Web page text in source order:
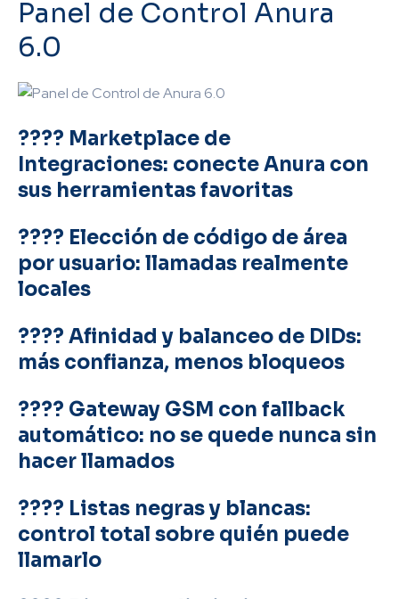
Panel de Control Anura
6.0
???? Marketplace de
Integraciones: conecte Anura con
sus herramientas favoritas
???? Elección de código de área
por usuario: llamadas realmente
locales
???? Afinidad y balanceo de DIDs:
más confianza, menos bloqueos
???? Gateway GSM con fallback
automático: no se quede nunca sin
hacer llamados
???? Listas negras y blancas:
control total sobre quién puede
llamarlo